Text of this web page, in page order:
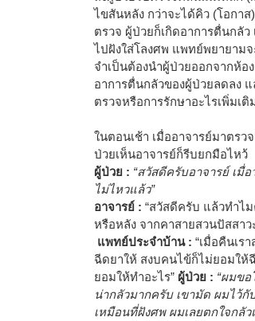
ไขสันหลัง กว่าจะได้คิว (โอกา
ตรวจ ผู้ป่วยก็เกิดอาการตื่นกลัว
ไปฝังใส่โลงศพ แพทย์พยายาม
จำเป็นต้องนำผู้ป่วยออกจากห้อ
อาการตื่นกลัวของผู้ป่วยลดลง
ตรวจหรือการรักษาอะไรเพิ่มเ
ในตอนเช้า เมื่ออาจารย์มาตร
ป่วยเห็นอาจารย์ก็รีบยกมือไหว้
ผู้ป่วย : “สวัสดีครับอาจารย์ เ
ไม่ไหวแล้ว”
อาจารย์ : “สวัสดีครับ แล้วทำไ
หรือหลัง จากคาสายสวนปัสสาว
แพทย์ประจำบ้าน : “เมื่อคืนเร
ฉีดยาให้ สงบคนไข้ก็ไม่ยอมให้
ยอมให้ทำอะไร” ผู้ป่วย : “ผมข
น่ากลัวมากครับ เขามัด ผมไว้กั
เหมือนที่ฝังศพ ผมเลยตกใจกลั